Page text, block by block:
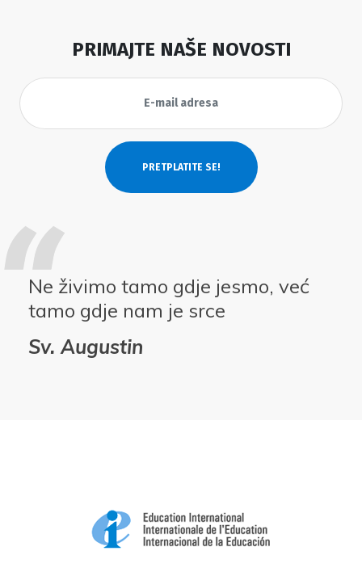
PRIMAJTE NAŠE NOVOSTI
Ne živimo tamo gdje jesmo, već
tamo gdje nam je srce
Sv. Augustin